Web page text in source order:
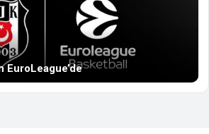
EuroLeague’de